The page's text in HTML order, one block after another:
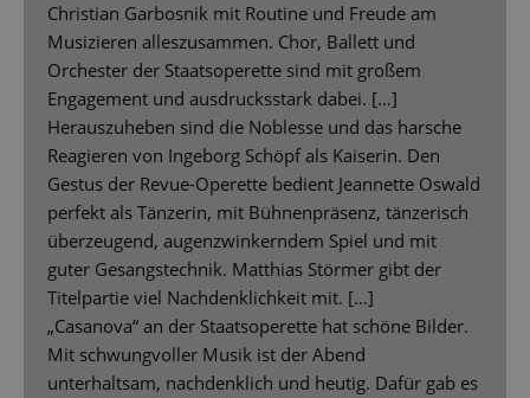
Christian Garbosnik mit Routine und Freude am
Musizieren alleszusammen. Chor, Ballett und
Orchester der Staatsoperette sind mit großem
Engagement und ausdrucksstark dabei. […]
Herauszuheben sind die Noblesse und das harsche
Reagieren von Ingeborg Schöpf als Kaiserin. Den
Gestus der Revue-Operette bedient Jeannette Oswald
perfekt als Tänzerin, mit Bühnenpräsenz, tänzerisch
überzeugend, augenzwinkerndem Spiel und mit
guter Gesangstechnik. Matthias Störmer gibt der
Titelpartie viel Nachdenklichkeit mit. […]
„Casanova“ an der Staatsoperette hat schöne Bilder.
Mit schwungvoller Musik ist der Abend
unterhaltsam, nachdenklich und heutig. Dafür gab es